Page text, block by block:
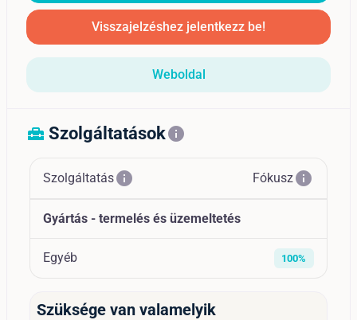
Visszajelzéshez jelentkezz be!
Weboldal
home_repair_service Szolgáltatásokinfo
Szolgáltatásinfo Fókuszinfo
Gyártás - termelés és üzemeltetés
Egyéb 100%
Szüksége van valamelyik